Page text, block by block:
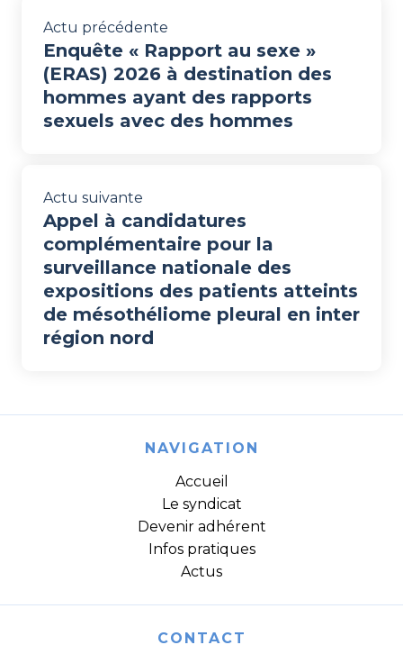
Actu précédente
Enquête « Rapport au sexe »
(ERAS) 2026 à destination des
hommes ayant des rapports
sexuels avec des hommes
Actu suivante
Appel à candidatures
complémentaire pour la
surveillance nationale des
expositions des patients atteints
de mésothéliome pleural en inter
région nord
NAVIGATION
Accueil
Le syndicat
Devenir adhérent
Infos pratiques
Actus
CONTACT